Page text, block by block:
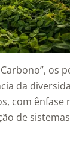
os
da
com ênfase
de